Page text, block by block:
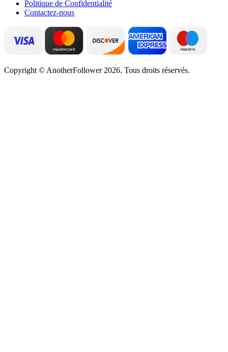
Politique de Confidentialité
Contactez-nous
Copyright © AnotherFollower 2026. Tous droits réservés.